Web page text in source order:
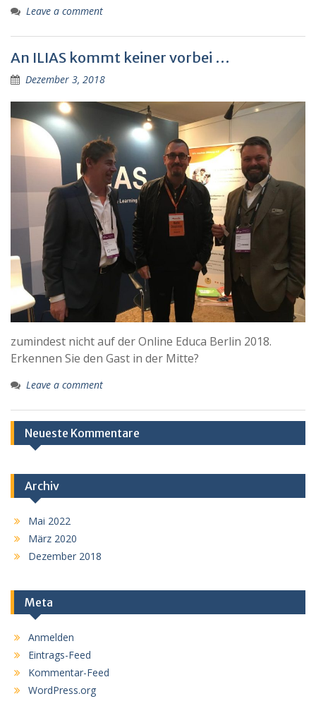
Leave a comment
An ILIAS kommt keiner vorbei …
Dezember 3, 2018
zumindest nicht auf der Online Educa Berlin 2018.
Erkennen Sie den Gast in der Mitte?
Leave a comment
Neueste Kommentare
Archiv
Mai 2022
März 2020
Dezember 2018
Meta
Anmelden
Eintrags-Feed
Kommentar-Feed
WordPress.org